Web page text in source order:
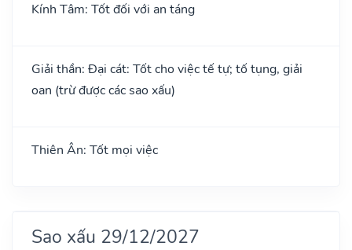
Kính Tâm: Tốt đối với an táng
Giải thần: Đại cát: Tốt cho việc tế tự; tố tụng, giải
oan (trừ được các sao xấu)
Thiên Ân: Tốt mọi việc
Sao xấu 29/12/2027